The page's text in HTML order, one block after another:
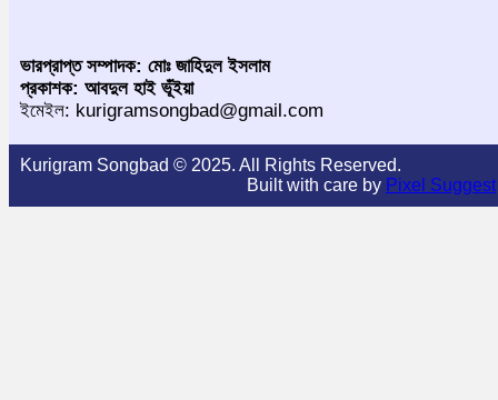
ভারপ্রাপ্ত সম্পাদক: মোঃ জাহিদুল ইসলাম
প্রকাশক: আবদুল হাই ভূঁইয়া
ইমেইল: kurigramsongbad@gmail.com
Kurigram Songbad © 2025. All Rights Reserved.
Built with care by Pixel Suggest